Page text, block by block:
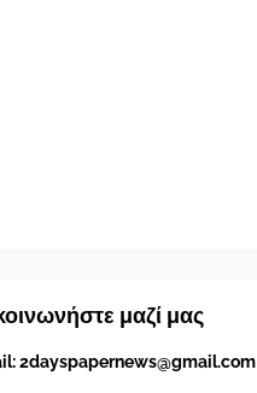
μαζί μας
2dayspapernews@gmail.com